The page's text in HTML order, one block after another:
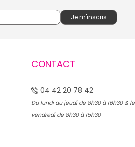
CONTACT
04 42 20 78 42
Du lundi au jeudi de 8h30 à 16h30 & le
vendredi de 8h30 à 15h30